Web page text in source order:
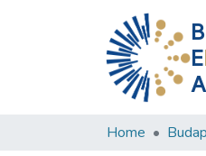
B
E
A
Home